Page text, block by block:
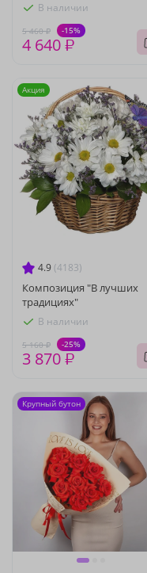
В наличии
5 460 ₽ -15%
4 640 ₽
4.9 (4183)
Композиция "В лучших
традициях"
В наличии
5 160 ₽ -25%
3 870 ₽
Акция
Крупный бутон